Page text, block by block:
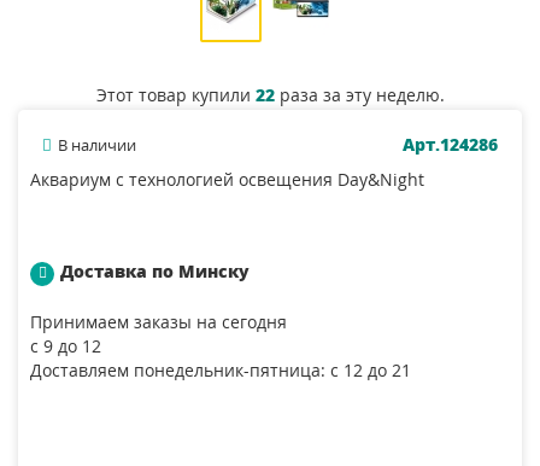
Этот товар купили 22раза за эту неделю.
В наличии
Арт.124286
Аквариум c технологией освещения Day&Night
Доставка по Минску
Принимаем заказы на сегодня
с 9 до 12
Доставляем понедельник-пятница: с 12 до 21